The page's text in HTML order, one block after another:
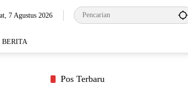
7 Agustus 2026
Pos Terbaru